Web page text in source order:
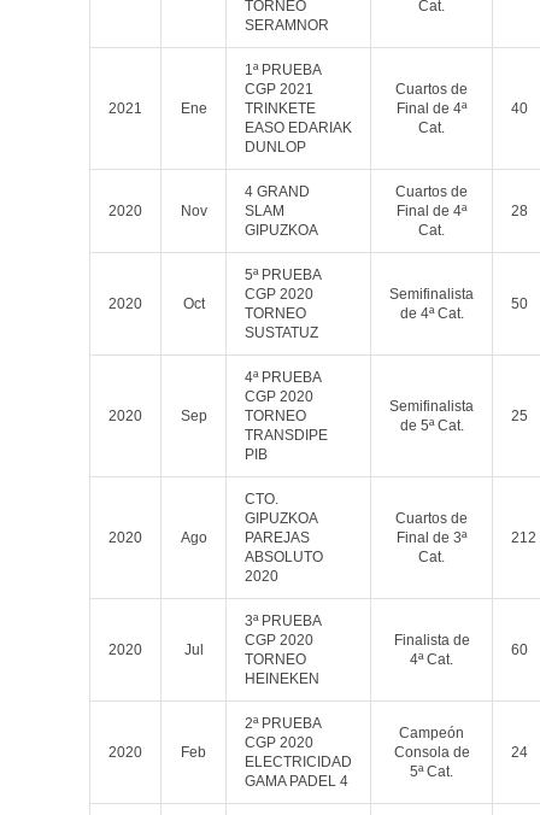
TORNEO
SERAMNOR
Cat.
2021 Ene
1ª PRUEBA
CGP 2021
TRINKETE
EASO EDARIAK
DUNLOP
Cuartos de
Final de 4ª
Cat.
40
2020 Nov
4 GRAND
SLAM
GIPUZKOA
Cuartos de
Final de 4ª
Cat.
28
2020 Oct
5ª PRUEBA
CGP 2020
TORNEO
SUSTATUZ
Semifinalista
de 4ª Cat.
50
2020 Sep
4ª PRUEBA
CGP 2020
TORNEO
TRANSDIPE
PIB
Semifinalista
de 5ª Cat.
25
2020 Ago
CTO.
GIPUZKOA
PAREJAS
ABSOLUTO
2020
Cuartos de
Final de 3ª
Cat.
212
2020 Jul
3ª PRUEBA
CGP 2020
TORNEO
HEINEKEN
Finalista de
4ª Cat.
60
2020 Feb
2ª PRUEBA
CGP 2020
ELECTRICIDAD
GAMA PADEL 4
Campeón
Consola de
5ª Cat.
24